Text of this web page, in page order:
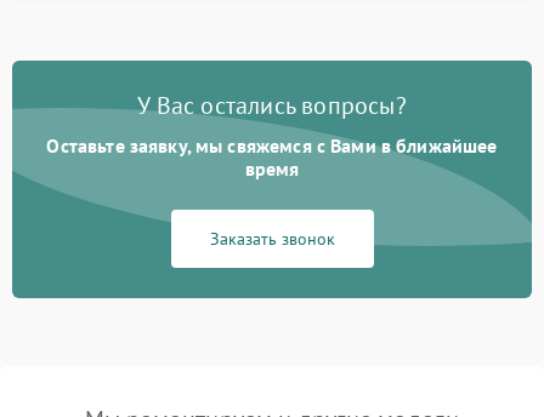
У Вас остались вопросы?
Оставьте заявку, мы свяжемся с Вами в ближайшее
время
Заказать звонок